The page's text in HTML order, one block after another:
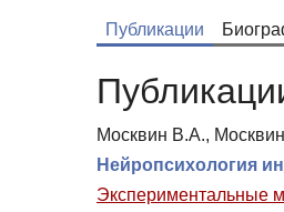
Публикации
Москвин В.А.,
Нейропсихология
Экспериментальные